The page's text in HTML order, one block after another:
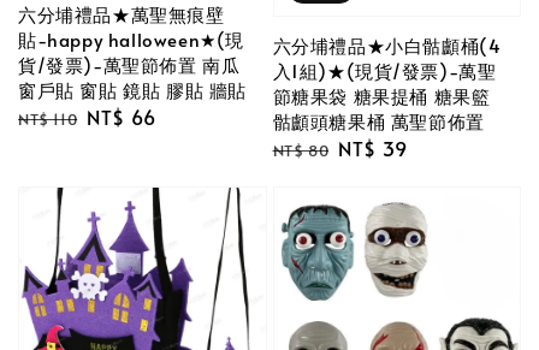
六分埔禮品★萬聖無痕壁
貼-happy halloween★(現
貨/發票)-萬聖節佈置 南瓜
窗戶貼 窗貼 鏡貼 膠貼 牆貼
Regular
NT$ 110 Sale
NT$ 66
六分埔禮品★小白骷顱桶(4
入1組)★(現貨/發票)-萬聖
節糖果袋 糖果提桶 糖果籃
骷顱頭糖果桶 萬聖節佈置
Regular
NT$ 80 Sale
NT$ 39